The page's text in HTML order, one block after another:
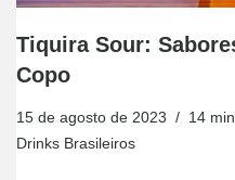
Tiquira Sour:
Copo
15 de agosto de 2023 14
Drinks Brasileiros